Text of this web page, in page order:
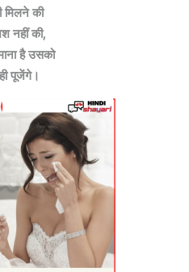
मिलने की
नहीं की,
है उसको
पूजेंगे।